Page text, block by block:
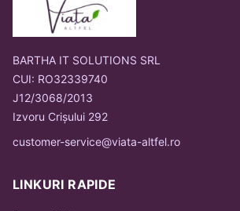
BARTHA IT SOLUTIONS SRL
CUI: RO32339740
J12/3068/2013
Izvoru Crișului 292
customer-service@viata-altfel.ro
LINKURI RAPIDE